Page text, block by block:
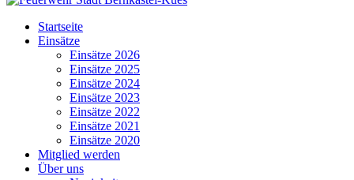
Startseite
Einsätze
Einsätze 2026
Einsätze 2025
Einsätze 2024
Einsätze 2023
Einsätze 2022
Einsätze 2021
Einsätze 2020
Mitglied werden
Über uns